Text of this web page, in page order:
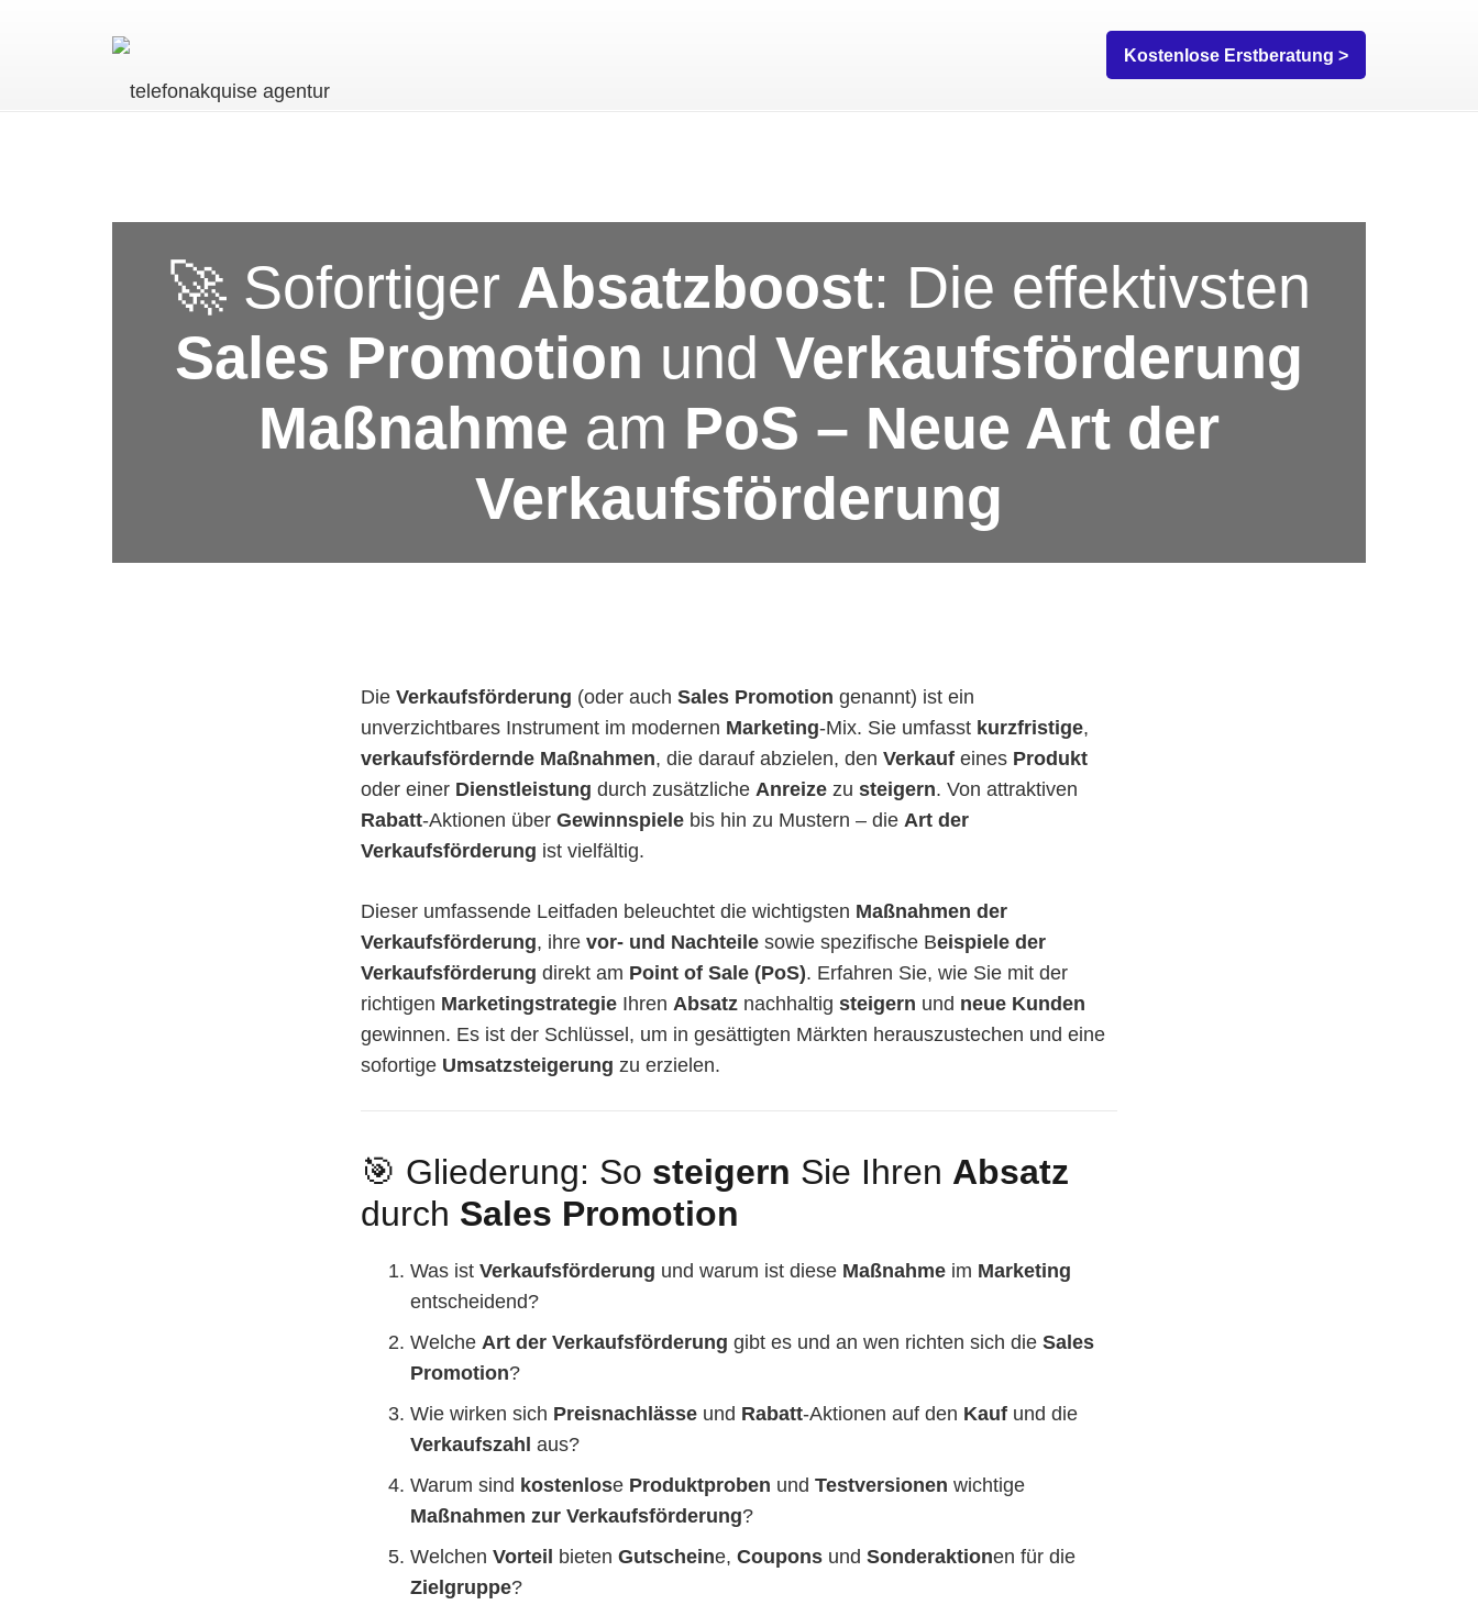
Kostenlose Erstberatung >
🚀 Sofortiger Absatzboost: Die effektivsten
Sales Promotion und Verkaufsförderung
Maßnahme am PoS – Neue Art der
Verkaufsförderung
Die Verkaufsförderung (oder auch Sales Promotion genannt) ist ein
unverzichtbares Instrument im modernen Marketing-Mix. Sie umfasst kurzfristige,
verkaufsfördernde Maßnahmen, die darauf abzielen, den Verkauf eines Produkt
oder einer Dienstleistung durch zusätzliche Anreize zu steigern. Von attraktiven
Rabatt-Aktionen über Gewinnspiele bis hin zu Mustern – die Art der
Verkaufsförderung ist vielfältig.
Dieser umfassende Leitfaden beleuchtet die wichtigsten Maßnahmen der
Verkaufsförderung, ihre vor- und Nachteile sowie spezifische Beispiele der
Verkaufsförderung direkt am Point of Sale (PoS). Erfahren Sie, wie Sie mit der
richtigen Marketingstrategie Ihren Absatz nachhaltig steigern und neue Kunden
gewinnen. Es ist der Schlüssel, um in gesättigten Märkten herauszustechen und eine
sofortige Umsatzsteigerung zu erzielen.
🎯 Gliederung: So steigern Sie Ihren Absatz
durch Sales Promotion
Was ist Verkaufsförderung und warum ist diese Maßnahme im Marketing
entscheidend?
Welche Art der Verkaufsförderung gibt es und an wen richten sich die Sales
Promotion?
Wie wirken sich Preisnachlässe und Rabatt-Aktionen auf den Kauf und die
Verkaufszahl aus?
Warum sind kostenlose Produktproben und Testversionen wichtige
Maßnahmen zur Verkaufsförderung?
Welchen Vorteil bieten Gutscheine, Coupons und Sonderaktionen für die
Zielgruppe?